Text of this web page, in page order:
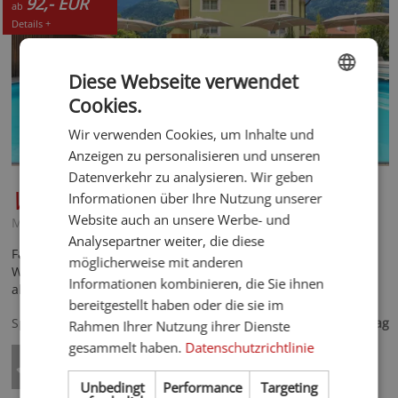
ab
Details +
Wohlfühlhotel Mei Auszeit***S
Meran und Umgebung - Plaus
Familiengeführtes Hotel mit 22 Zimmern & Suiten, schöne
Wellness-Oase mit Outdoor-Pool, Genuss-Halbpension, ideal
als Startpunkt für Wander- und Bike-Touren.
Spezialisiert auf
ab92,- € pro Tag
GERMAN
Diese Webseite verwendet
Cookies.
Wir verwenden Cookies, um Inhalte und
Anzeigen zu personalisieren und unseren
Datenverkehr zu analysieren. Wir geben
Informationen über Ihre Nutzung unserer
Website auch an unsere Werbe- und
Analysepartner weiter, die diese
möglicherweise mit anderen
Informationen kombinieren, die Sie ihnen
bereitgestellt haben oder die sie im
Rahmen Ihrer Nutzung ihrer Dienste
gesammelt haben. Datenschutzrichtlinie
Unbedingt
Performance Targeting